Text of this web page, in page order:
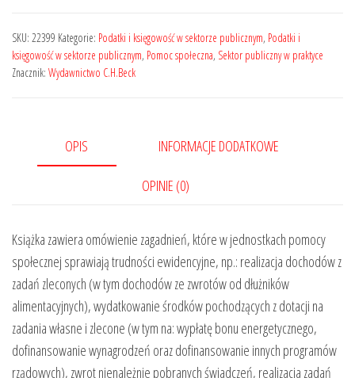
jednostkach
pomocy
społecznej
SKU: 22399 Kategorie: Podatki i księgowość w sektorze publicznym, Podatki i
księgowość w sektorze publicznym, Pomoc społeczna, Sektor publiczny w praktyce
Znacznik: Wydawnictwo C.H.Beck
OPIS INFORMACJE DODATKOWE
OPINIE (0)
Książka zawiera omówienie zagadnień, które w jednostkach pomocy
społecznej sprawiają trudności ewidencyjne, np.: realizacja dochodów z
zadań zleconych (w tym dochodów ze zwrotów od dłużników
alimentacyjnych), wydatkowanie środków pochodzących z dotacji na
zadania własne i zlecone (w tym na: wypłatę bonu energetycznego,
dofinansowanie wynagrodzeń oraz dofinansowanie innych programów
rządowych), zwrot nienależnie pobranych świadczeń, realizacja zadań